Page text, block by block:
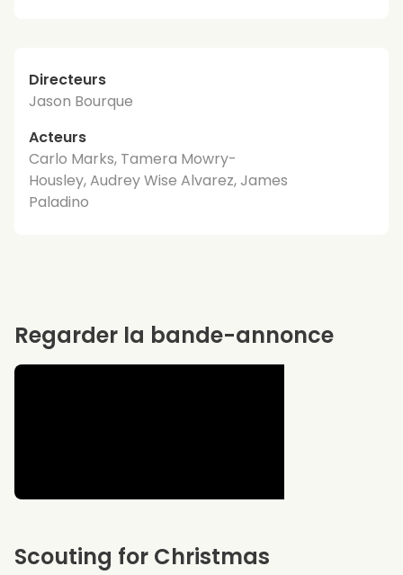
Directeurs
Jason Bourque
Acteurs
Carlo Marks, Tamera Mowry-
Housley, Audrey Wise Alvarez, James
Paladino
Scouting for Christmas
Regarder la bande-annonce